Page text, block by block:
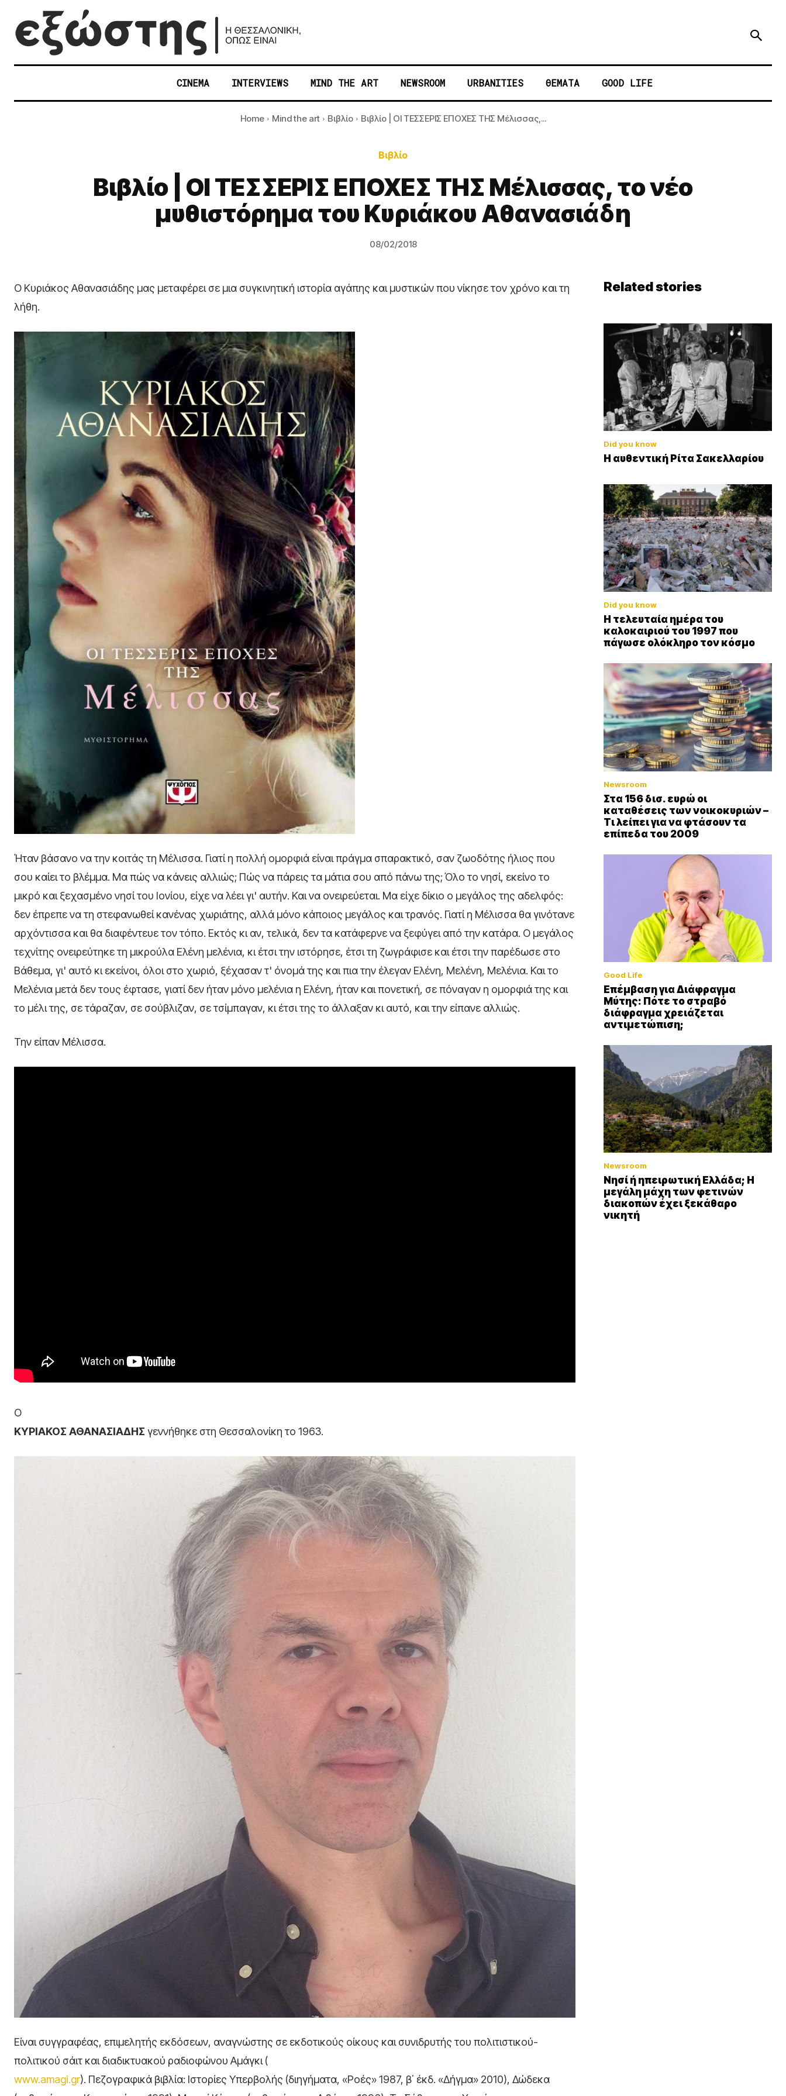
CINEMA INTERVIEWS MIND THE ART NEWSROOM URBANITIES ΘΕΜΑΤΑ GOOD LIFE
Home Mind the art Βιβλίο Βιβλίο | ΟΙ ΤΕΣΣΕΡΙΣ ΕΠΟΧΕΣ ΤΗΣ Μέλισσας,...
Βιβλίο
Βιβλίο | ΟΙ ΤΕΣΣΕΡΙΣ ΕΠΟΧΕΣ ΤΗΣ Μέλισσας, το νέο
μυθιστόρημα του Κυριάκου Αθανασιάδη
08/02/2018
Ο Κυριάκος Αθανασιάδης μας μεταφέρει σε μια συγκινητική ιστορία αγάπης και μυστικών που νίκησε τον χρόνο και τη
λήθη.
Ήταν βάσανο να την κοιτάς τη Μέλισσα. Γιατί η πολλή ομορφιά είναι πράγμα σπαρακτικό, σαν ζωοδότης ήλιος που
σου καίει το βλέμμα. Μα πώς να κάνεις αλλιώς; Πώς να πάρεις τα μάτια σου από πάνω της; Όλο το νησί, εκείνο το
μικρό και ξεχασμένο νησί του Ιονίου, είχε να λέει γι' αυτήν. Και να ονειρεύεται. Μα είχε δίκιο ο μεγάλος της αδελφός:
δεν έπρεπε να τη στεφανωθεί κανένας χωριάτης, αλλά μόνο κάποιος μεγάλος και τρανός. Γιατί η Μέλισσα θα γινότανε
αρχόντισσα και θα διαφέντευε τον τόπο. Εκτός κι αν, τελικά, δεν τα κατάφερνε να ξεφύγει από την κατάρα. Ο μεγάλος
τεχνίτης ονειρεύτηκε τη μικρούλα Ελένη μελένια, κι έτσι την ιστόρησε, έτσι τη ζωγράφισε και έτσι την παρέδωσε στο
Βάθεμα, γι' αυτό κι εκείνοι, όλοι στο χωριό, ξέχασαν τ' όνομά της και πια την έλεγαν Ελένη, Μελένη, Μελένια. Και το
Μελένια μετά δεν τους έφτασε, γιατί δεν ήταν μόνο μελένια η Ελένη, ήταν και πονετική, σε πόναγαν η ομορφιά της και
το μέλι της, σε τάραζαν, σε σούβλιζαν, σε τσίμπαγαν, κι έτσι της το άλλαξαν κι αυτό, και την είπανε αλλιώς.
Την είπαν Μέλισσα.
Ο
ΚΥΡΙΑΚΟΣ ΑΘΑΝΑΣΙΑΔΗΣ γεννήθηκε στη Θεσσαλονίκη το 1963.
Είναι συγγραφέας, επιμελητής εκδόσεων, αναγνώστης σε εκδοτικούς οίκους και συνιδρυτής του πολιτιστικού-
πολιτικού σάιτ και διαδικτυακού ραδιοφώνου Αμάγκι (
www.amagi.gr). Πεζογραφικά βιβλία: Ιστορίες Υπερβολής (διηγήματα, «Ροές» 1987, β΄ έκδ. «Δήγμα» 2010), Δώδεκα
Related stories
Did you know
Η αυθεντική Ρίτα Σακελλαρίου
Did you know
Η τελευταία ημέρα του
καλοκαιριού του 1997 που
πάγωσε ολόκληρο τον κόσμο
Newsroom
Στα 156 δισ. ευρώ οι
καταθέσεις των νοικοκυριών –
Τι λείπει για να φτάσουν τα
επίπεδα του 2009
Good Life
Επέμβαση για Διάφραγμα
Μύτης: Πότε το στραβό
διάφραγμα χρειάζεται
αντιμετώπιση;
Newsroom
Νησί ή ηπειρωτική Ελλάδα; Η
μεγάλη μάχη των φετινών
διακοπών έχει ξεκάθαρο
νικητή